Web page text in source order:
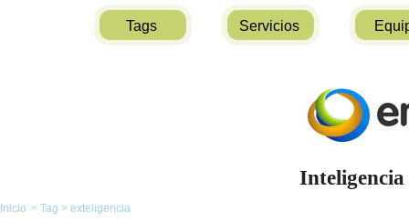
Tags Servicios
Inicio > Tag > exteligencia